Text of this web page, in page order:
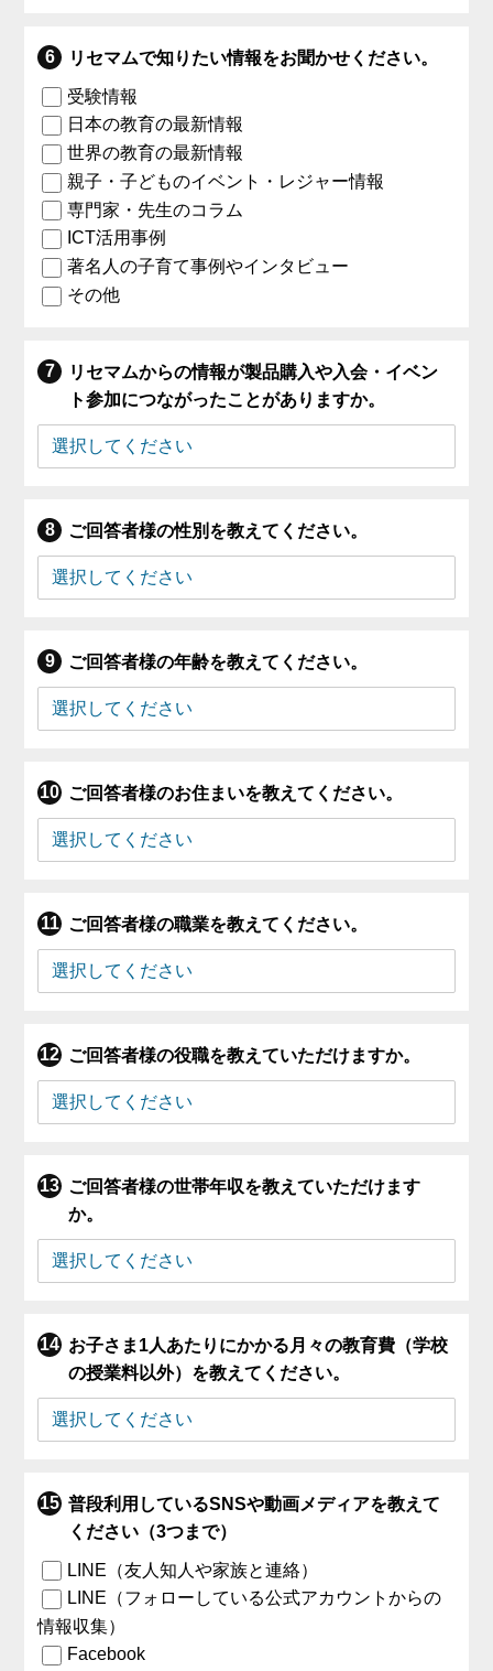
リセマムで知りたい情報をお聞かせください。
受験情報
日本の教育の最新情報
世界の教育の最新情報
親子・子どものイベント・レジャー情報
専門家・先生のコラム
ICT活用事例
著名人の子育て事例やインタビュー
その他
リセマムからの情報が製品購入や入会・イベン
ト参加につながったことがありますか。
ご回答者様の性別を教えてください。
ご回答者様の年齢を教えてください。
ご回答者様のお住まいを教えてください。
ご回答者様の職業を教えてください。
ご回答者様の役職を教えていただけますか。
ご回答者様の世帯年収を教えていただけます
か。
お子さま1人あたりにかかる月々の教育費（学校
の授業料以外）を教えてください。
普段利用しているSNSや動画メディアを教えて
ください（3つまで）
LINE（友人知人や家族と連絡）
LINE（フォローしている公式アカウントからの
情報収集）
Facebook